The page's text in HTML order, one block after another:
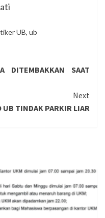
UB, ub
DITEMBAKKAN SAAT
Next
UB TINDAK PARKIR LIAR